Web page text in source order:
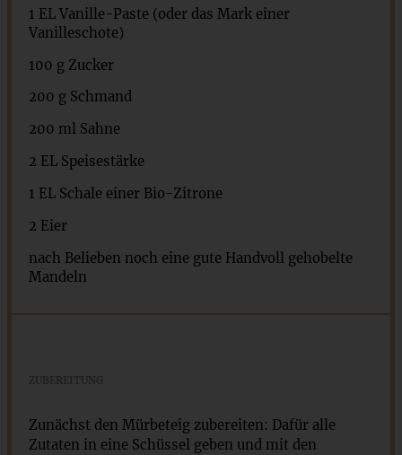
1 EL Vanille-Paste (oder das Mark einer
Vanilleschote)
100 gZucker
200 gSchmand
200 ml Sahne
2 EL Speisestärke
1 EL Schale einer Bio-Zitrone
2 Eier
nach Belieben noch eine gute Handvoll gehobelte
Mandeln
Zunächst den Mürbeteig zubereiten: Dafür alle
Zutaten in eine Schüssel geben und mit den